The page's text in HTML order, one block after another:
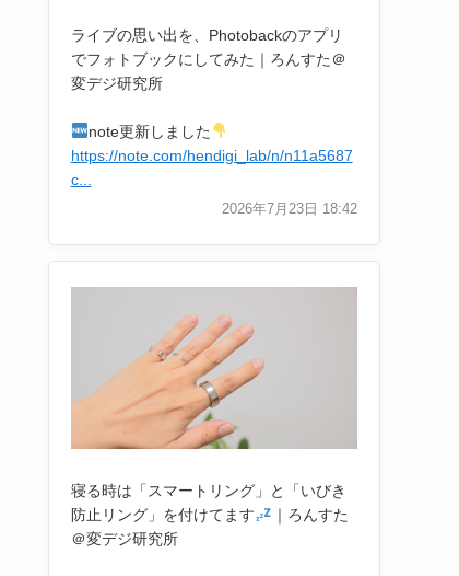
ライブの思い出を、Photobackのアプリ
でフォトブックにしてみた｜ろんすた＠
変デジ研究所
note更新しました
https://note.com/hendigi_lab/n/n11a5687
c...
2026年7月23日 18:42
寝る時は「スマートリング」と「いびき
防止リング」を付けてます
｜ろんすた
＠変デジ研究所